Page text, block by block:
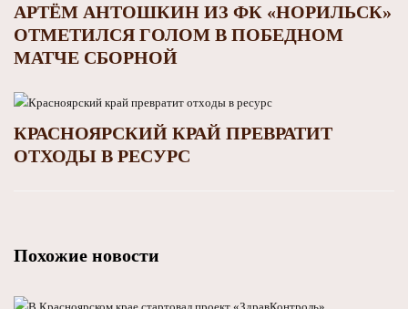
АРТЁМ АНТОШКИН ИЗ ФК «НОРИЛЬСК»
ОТМЕТИЛСЯ ГОЛОМ В ПОБЕДНОМ
МАТЧЕ СБОРНОЙ
КРАСНОЯРСКИЙ КРАЙ ПРЕВРАТИТ
ОТХОДЫ В РЕСУРС
Похожие новости